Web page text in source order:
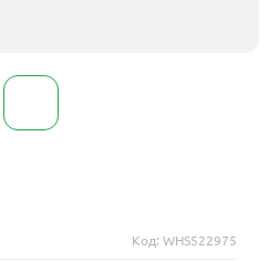
Код: WHS522975